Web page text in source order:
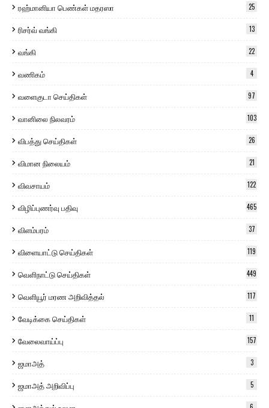
ரஹ்மானியா பெண்கள் மதரஸா 25
ரிசர்வ் வங்கி 13
வங்கி 22
வணிகம் 4
வளைகுடா செய்திகள் 97
வானிலை நிலவரம் 103
விபத்து செய்திகள் 26
விமான நிலையம் 21
விவசாயம் 122
விழிப்புணர்வு பதிவு 465
விளம்பரம் 37
விளையாட்டு செய்திகள் 119
வெளிநாட்டு செய்திகள் 449
வெளியூர் மரண அறிவித்தல் 117
வேடிக்கை செய்திகள் 11
வேலைவாய்ப்பு 157
ஜமாஅத் 3
ஜமாஅத் அறிவிப்பு 5